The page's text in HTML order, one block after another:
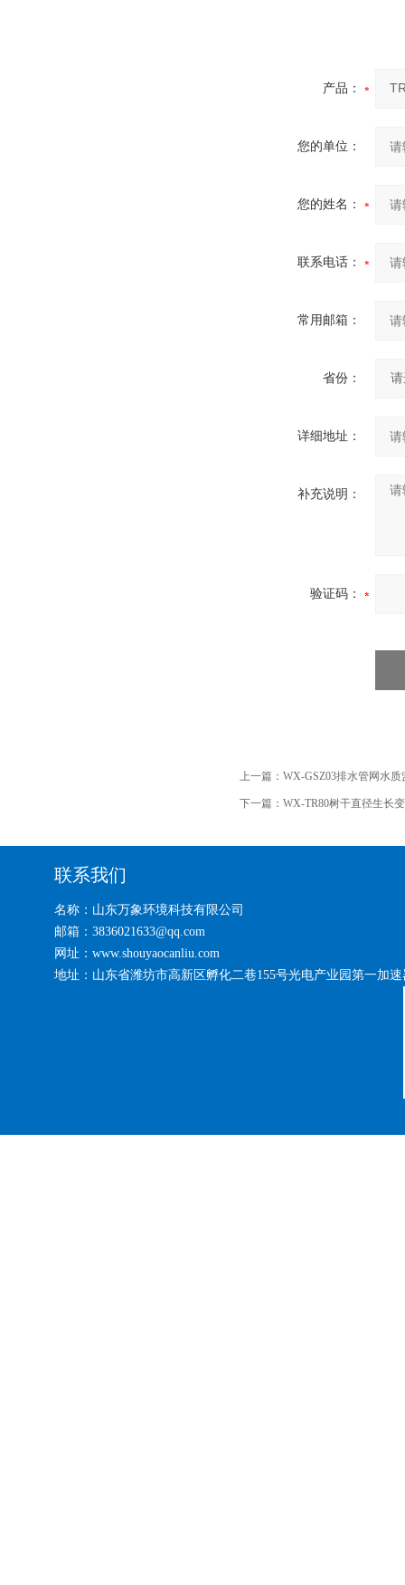
产品：
您的单位：
您的姓名：
联系电话：
常用邮箱：
省份：
详细地址：
补充说明：
验证码：
上一篇： WX-GSZ03排水管网水质
下一篇： WX-TR80树干直径生长
联系我们
名称：山东万象环境科技有限公司
邮箱：3836021633@qq.com
网址：www.shouyaocanliu.com
地址：山东省潍坊市高新区孵化二巷155号光电产业园第一加